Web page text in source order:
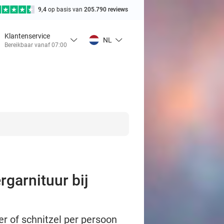
9,4 op basis van 205.790 reviews
Klantenservice
Bereikbaar vanaf 07:00
NL
bij
of schnitzel per persoon